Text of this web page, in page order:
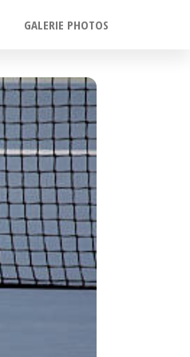
GALERIE PHOTOS